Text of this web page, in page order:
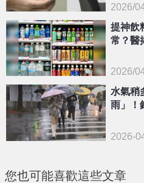
{PLAYICON}
2026/
{PLAYICON}
提神飲
常？醫
2026/
水氣稍
雨」！
2026-
您也可能喜歡這些文章